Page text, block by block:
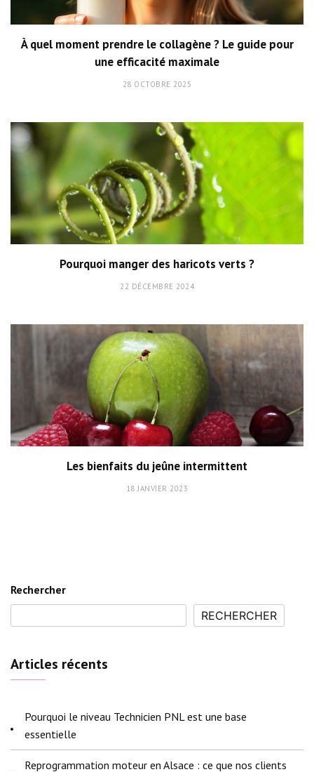
À quel moment prendre le collagène ? Le guide pour
une efficacité maximale
28 OCTOBRE 2025
Pourquoi manger des haricots verts ?
22 DÉCEMBRE 2024
Les bienfaits du jeûne intermittent
18 JANVIER 2023
Rechercher
RECHERCHER
Articles récents
Pourquoi le niveau Technicien PNL est une base
essentielle
Reprogrammation moteur en Alsace : ce que nos clients